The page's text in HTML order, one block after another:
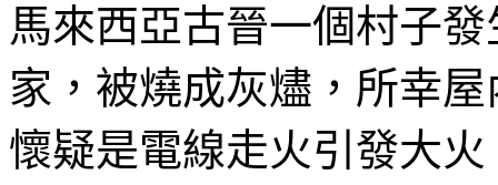
馬來西亞古晉一個村子
家，被燒成灰燼，所幸
懷疑是電線走火引發大